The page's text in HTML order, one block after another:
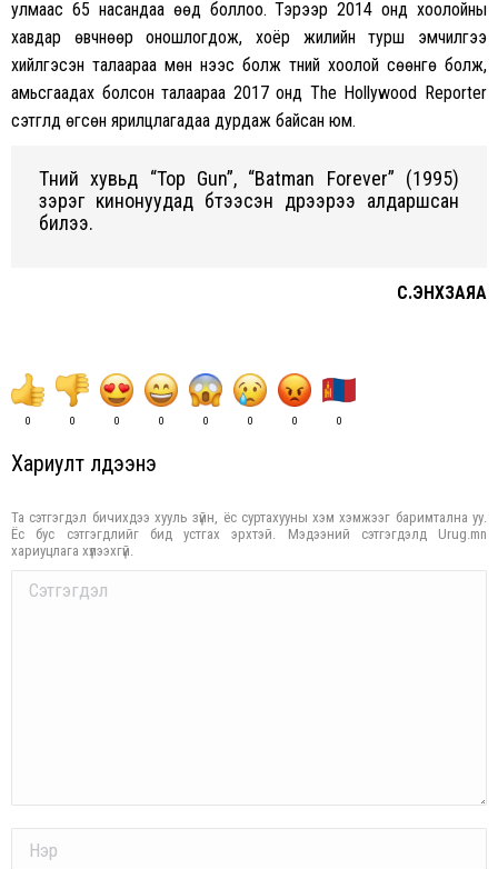
улмаас 65 насандаа өөд боллоо. Тэрээр 2014 онд хоолойны
хавдар өвчнөөр оношлогдож, хоёр жилийн турш эмчилгээ
хийлгэсэн талаараа мөн үүнээс болж түүний хоолой сөөнгө болж,
амьсгаадах болсон талаараа 2017 онд The Hollywood Reporter
сэтгүүлд өгсөн ярилцлагадаа дурдаж байсан юм.
Түүний хувьд “Top Gun”, “Batman Forever” (1995)
зэрэг кинонуудад бүтээсэн дүрээрээ алдаршсан
билээ.
С.ЭНХЗАЯА
0 0 0 0 0 0 0 0
Хариулт үлдээнэ үү
Та сэтгэгдэл бичихдээ хууль зүйн, ёс суртахууны хэм хэмжээг баримтална уу.
Ёс бус сэтгэгдлийг бид устгах эрхтэй. Мэдээний сэтгэгдэлд Urug.mn
хариуцлага хүлээхгүй.
Comment